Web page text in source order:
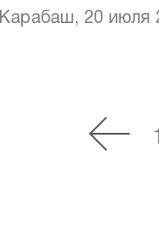
Карабаш, 20 июля
1